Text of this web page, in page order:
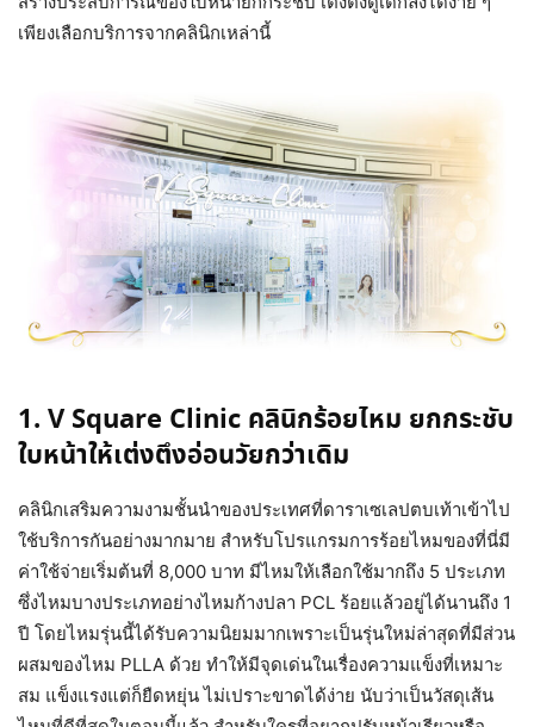
เพียงเลือกบริการจากคลินิกเหล่านี้
1. V Square Clinic คลินิกร้อยไหม ยกกระชับ
ใบหน้าให้เต่งตึงอ่อนวัยกว่าเดิม
คลินิกเสริมความงามชั้นนำของประเทศที่ดาราเซเลปตบเท้าเข้าไป
ใช้บริการกันอย่างมากมาย สำหรับโปรแกรมการร้อยไหมของที่นี่มี
ค่าใช้จ่ายเริ่มต้นที่ 8,000 บาท มีไหมให้เลือกใช้มากถึง 5 ประเภท
ซึ่งไหมบางประเภทอย่างไหมก้างปลา PCL ร้อยแล้วอยู่ได้นานถึง 1
ปี โดยไหมรุ่นนี้ได้รับความนิยมมากเพราะเป็นรุ่นใหม่ล่าสุดที่มีส่วน
ผสมของไหม PLLA ด้วย ทำให้มีจุดเด่นในเรื่องความแข็งที่เหมาะ
สม แข็งแรงแต่ก็ยืดหยุ่น ไม่เปราะขาดได้ง่าย นับว่าเป็นวัสดุเส้น